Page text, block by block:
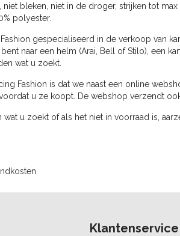
niet bleken, niet in de droger, strijken tot max
polyester.
gespecialiseerd in de verkoop van
naar een helm (Arai, Bell of Stilo), een
wat u zoekt.
Fashion is dat we naast een online
u ze koopt. De webshop verzendt
wat u zoekt of als het niet in voorraad is,
Klantenservice